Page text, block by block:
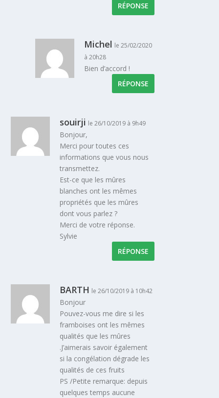
RÉPONSE
Michel le 25/02/2020
à 20h28
Bien d’accord !
RÉPONSE
souirji le 26/10/2019 à 9h49
Bonjour,
Merci pour toutes ces
informations que vous nous
transmettez.
Est-ce que les mûres
blanches ont les mêmes
propriétés que les mûres
dont vous parlez ?
Merci de votre réponse.
Sylvie
RÉPONSE
BARTH le 26/10/2019 à 10h42
Bonjour
Pouvez-vous me dire si les
framboises ont les mêmes
qualités que les mûres
.J’aimerais savoir également
si la congélation dégrade les
qualités de ces fruits
PS /Petite remarque: depuis
quelques temps aucune